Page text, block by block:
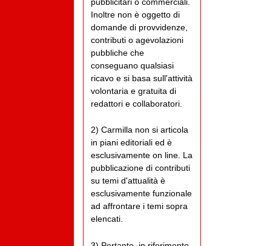
Inoltre non è oggetto di
domande di provvidenze,
contributi o agevolazioni
pubbliche che
conseguano qualsiasi
ricavo e si basa sull'attività
volontaria e gratuita di
redattori e collaboratori.
2) Carmilla non si articola
in piani editoriali ed è
esclusivamente on line. La
pubblicazione di contributi
su temi d'attualità è
esclusivamente funzionale
ad affrontare i temi sopra
elencati.